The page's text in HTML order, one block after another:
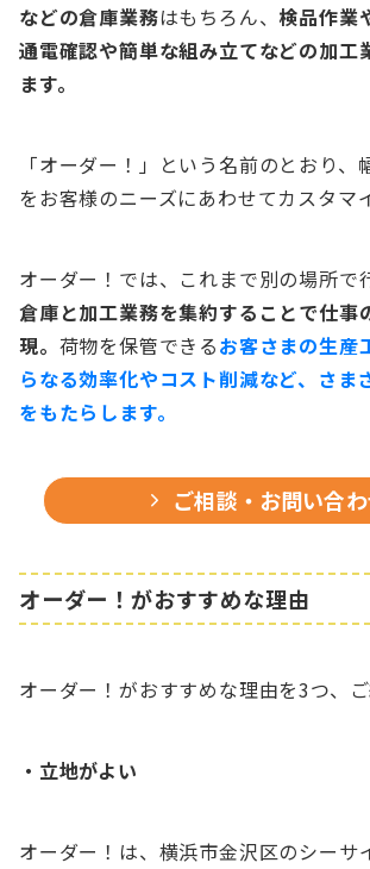
などの倉庫業務はもちろん、検品作業
通電確認や簡単な組み立てなどの加工
ます。
「オーダー！」という名前のとおり、
をお客様のニーズにあわせてカスタマ
オーダー！では、これまで別の場所で
倉庫と加工業務を集約することで仕事
現。 荷物を保管できるお客さまの生産
らなる効率化やコスト削減など、さま
をもたらします。
ご相談・お問い合
オーダー！がおすすめな理由
オーダー！がおすすめな理由を3つ、ご
・立地がよい
オーダー！は、横浜市金沢区のシーサ